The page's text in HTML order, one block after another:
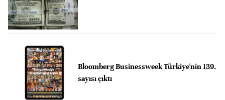
Bloomberg Businessweek Türkiye'nin 139.
sayısı çıktı